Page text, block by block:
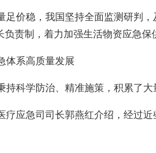
足价稳，我国坚持全面监测研判
负责制，着力加强生活物资应急保
体系高质量发展
持科学防治、精准施策，积累了
疗应急司司长郭燕红介绍，经过